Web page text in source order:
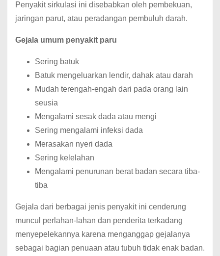
Penyakit sirkulasi ini disebabkan oleh pembekuan,
jaringan parut, atau peradangan pembuluh darah.
Gejala umum penyakit paru
Sering batuk
Batuk mengeluarkan lendir, dahak atau darah
Mudah terengah-engah dari pada orang lain
seusia
Mengalami sesak dada atau mengi
Sering mengalami infeksi dada
Merasakan nyeri dada
Sering kelelahan
Mengalami penurunan berat badan secara tiba-
tiba
Gejala dari berbagai jenis penyakit ini cenderung
muncul perlahan-lahan dan penderita terkadang
menyepelekannya karena menganggap gejalanya
sebagai bagian penuaan atau tubuh tidak enak badan.